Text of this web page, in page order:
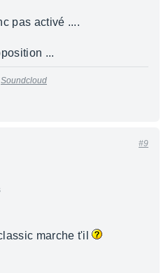
pas activé ....
...
Soundcloud
#9
marche t'il